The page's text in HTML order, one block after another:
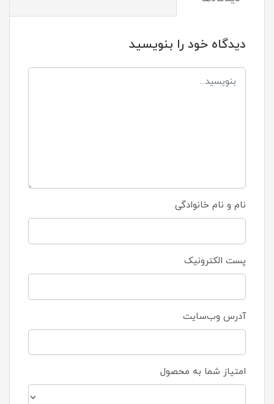
دیدگاه خود را بنویسید
نام و نام خانوادگی
پست الکترونیک
آدرس وب‌سایت
امتیاز شما به محصول